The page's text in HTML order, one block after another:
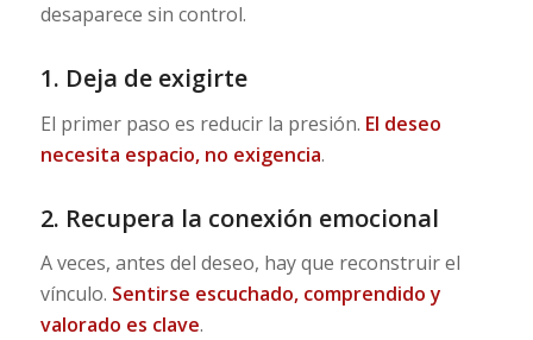
desaparece sin control.
1. Deja de exigirte
El primer paso es reducir la presión. El deseo
necesita espacio, no exigencia.
2. Recupera la conexión emocional
A veces, antes del deseo, hay que reconstruir el
vínculo. Sentirse escuchado, comprendido y
valorado es clave.